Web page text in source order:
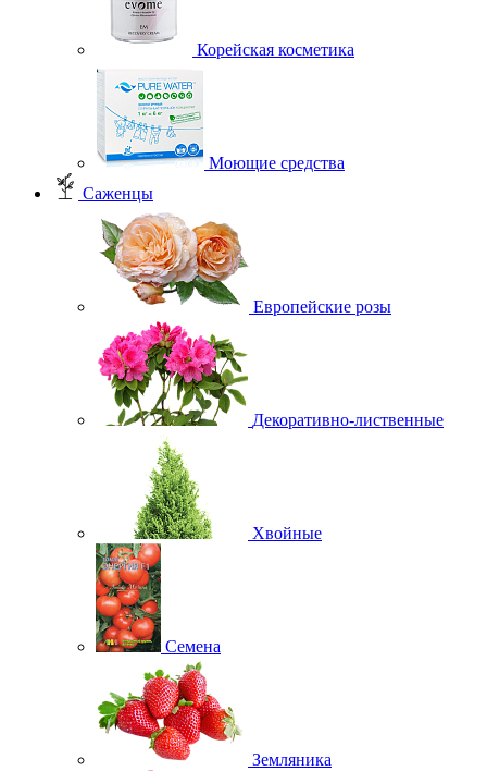
Корейская косметика
Моющие средства
Саженцы
Европейские розы
Декоративно-лиственные
Хвойные
Семена
Земляника